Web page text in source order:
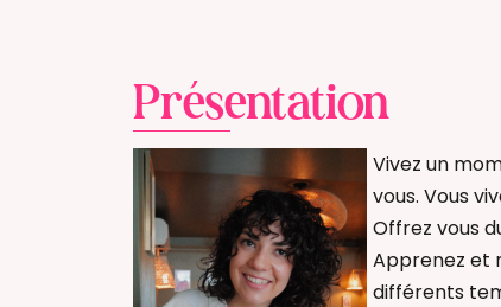
Présentation
Vivez un
vous. Vous
Offrez vous
Apprenez et
différents